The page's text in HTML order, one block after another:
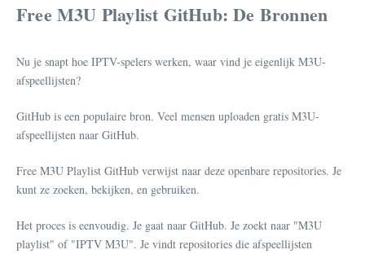
Free M3U Playlist GitHub: De Bronnen
Nu je snapt hoe IPTV-spelers werken, waar vind je eigenlijk M3U-
afspeellijsten?
GitHub is een populaire bron. Veel mensen uploaden gratis M3U-
afspeellijsten naar GitHub.
Free M3U Playlist GitHub verwijst naar deze openbare repositories. Je
kunt ze zoeken, bekijken, en gebruiken.
Het proces is eenvoudig. Je gaat naar GitHub. Je zoekt naar "M3U
playlist" of "IPTV M3U". Je vindt repositories die afspeellijsten